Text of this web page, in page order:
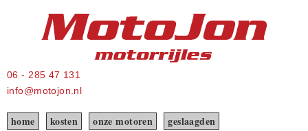
06 - 285 47 131
info@motojon.nl
home kosten onze motoren
geslaagden